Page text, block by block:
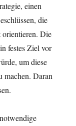
einen
die
Die
festes Ziel vor
um diese
machen. Daran